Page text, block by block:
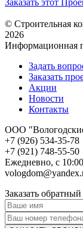
Заказать этот
© Строительная
2026
Информационная
Задать
Заказать
Акции
Новости
Контакты
ООО
+7 (926) 534-35-78
+7 (921) 748-55-50
Ежедневно, с
Заказать